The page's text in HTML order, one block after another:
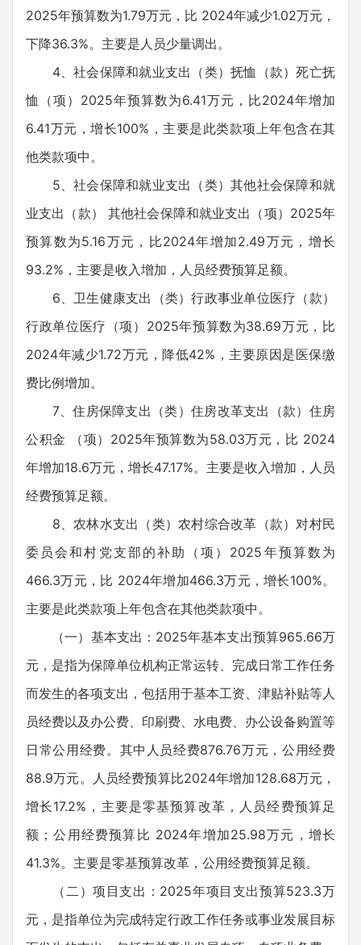
2025年预算数为1.79万元，比 2024年减少1.02万元，
下降36.3%。主要是人员少量调出。
4、社会保障和就业支出（类）抚恤（款）死亡抚
恤（项）2025年预算数为6.41万元，比2024年增加
6.41万元，增长100%，主要是此类款项上年包含在其
他类款项中。
5、社会保障和就业支出（类）其他社会保障和就
业支出（款） 其他社会保障和就业支出（项）2025年
预算数为5.16万元，比2024年增加2.49万元，增长
93.2%，主要是收入增加，人员经费预算足额。
6、卫生健康支出（类）行政事业单位医疗（款）
行政单位医疗（项）2025年预算数为38.69万元，比
2024年减少1.72万元，降低42%，主要原因是医保缴
费比例增加。
7、住房保障支出（类）住房改革支出（款）住房
公积金 （项）2025年预算数为58.03万元，比 2024
年增加18.6万元，增长47.17%。主要是收入增加，人员
经费预算足额。
8、农林水支出（类）农村综合改革（款）对村民
委员会和村党支部的补助（项）2025年预算数为
466.3万元，比 2024年增加466.3万元，增长100%。
主要是此类款项上年包含在其他类款项中。
（一）基本支出：2025年基本支出预算965.66万
元，是指为保障单位机构正常运转、完成日常工作任务
而发生的各项支出，包括用于基本工资、津贴补贴等人
员经费以及办公费、印刷费、水电费、办公设备购置等
日常公用经费。其中人员经费876.76万元，公用经费
88.9万元。人员经费预算比2024年增加128.68万元，
增长17.2%，主要是零基预算改革，人员经费预算足
额；公用经费预算比 2024年增加25.98万元，增长
41.3%。主要是零基预算改革，公用经费预算足额。
（二）项目支出：2025年项目支出预算523.3万
元，是指单位为完成特定行政工作任务或事业发展目标